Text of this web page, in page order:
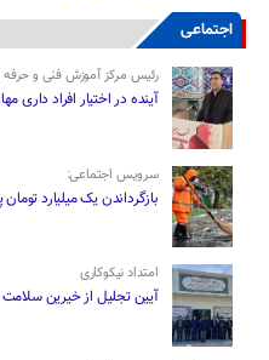
اجتماعی
رئیس مرکز آموزش فنی و حرفه
آینده در اختیار افراد داری
سرویس اجتماعی:
بازگرداندن یک میلیارد
امتداد نیکوکاری
آیین تجلیل از خیرین سلامت